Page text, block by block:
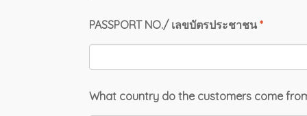
PASSPORT NO./ เลขบัตรประชาชน *
What country do the customers come